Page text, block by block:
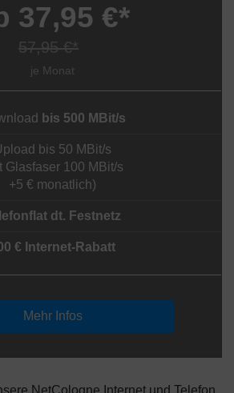
37,95 €*
57,95 €*
je Monat
bis 500 MBit/s
bis 50 MBit/s
Glasfaser 100 MBit/s
+5 € monatlich)
dt. Festnetz
€ Internet-Rabatt
Mehr Infos
NetCologne Internet und Telefon